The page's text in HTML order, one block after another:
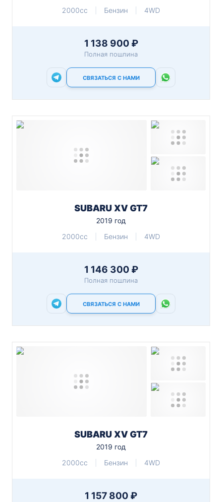
2000cc
Бензин 4WD
1 138 900 ₽
Полная пошлина
СВЯЗАТЬСЯ С НАМИ
SUBARU XV GT7
2019 год
2000cc
Бензин 4WD
1 146 300 ₽
Полная пошлина
СВЯЗАТЬСЯ С НАМИ
SUBARU XV GT7
2019 год
2000cc
Бензин 4WD
1 157 800 ₽